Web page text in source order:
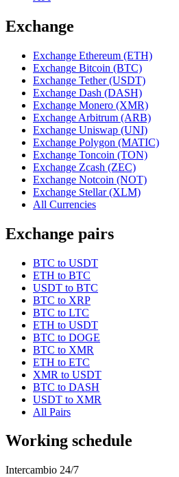
Exchange
Exchange Ethereum (ETH)
Exchange Bitcoin (BTC)
Exchange Tether (USDT)
Exchange Dash (DASH)
Exchange Monero (XMR)
Exchange Arbitrum (ARB)
Exchange Uniswap (UNI)
Exchange Polygon (MATIC)
Exchange Toncoin (TON)
Exchange Zcash (ZEC)
Exchange Notcoin (NOT)
Exchange Stellar (XLM)
All Currencies
Exchange pairs
BTC to USDT
ETH to BTC
USDT to BTC
BTC to XRP
BTC to LTC
ETH to USDT
BTC to DOGE
BTC to XMR
ETH to ETC
XMR to USDT
BTC to DASH
USDT to XMR
All Pairs
Working schedule
Intercambio 24/7